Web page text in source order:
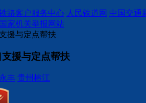
路客户服务中心 人民铁道网 中国交通
家机关举报网站
援与定点帮扶
支援与定点帮扶
丰 贵州榕江